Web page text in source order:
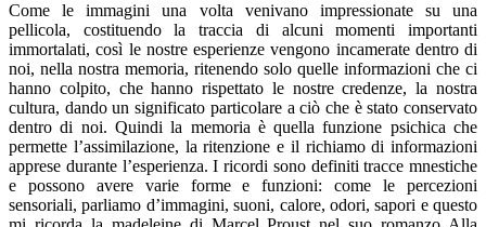
Come le immagini una volta venivano impressionate su una
pellicola, costituendo la traccia di alcuni momenti importanti
immortalati, così le nostre esperienze vengono incamerate dentro di
noi, nella nostra memoria, ritenendo solo quelle informazioni che ci
hanno colpito, che hanno rispettato le nostre credenze, la nostra
cultura, dando un significato particolare a ciò che è stato conservato
dentro di noi. Quindi la memoria è quella funzione psichica che
permette l’assimilazione, la ritenzione e il richiamo di informazioni
apprese durante l’esperienza. I ricordi sono definiti tracce mnestiche
e possono avere varie forme e funzioni: come le percezioni
sensoriali, parliamo d’immagini, suoni, calore, odori, sapori e questo